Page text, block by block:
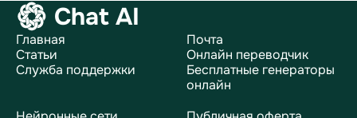
Chat AI
Главная
Статьи
Служба поддержки
Почта
Онлайн переводчик
Бесплатные генераторы
онлайн